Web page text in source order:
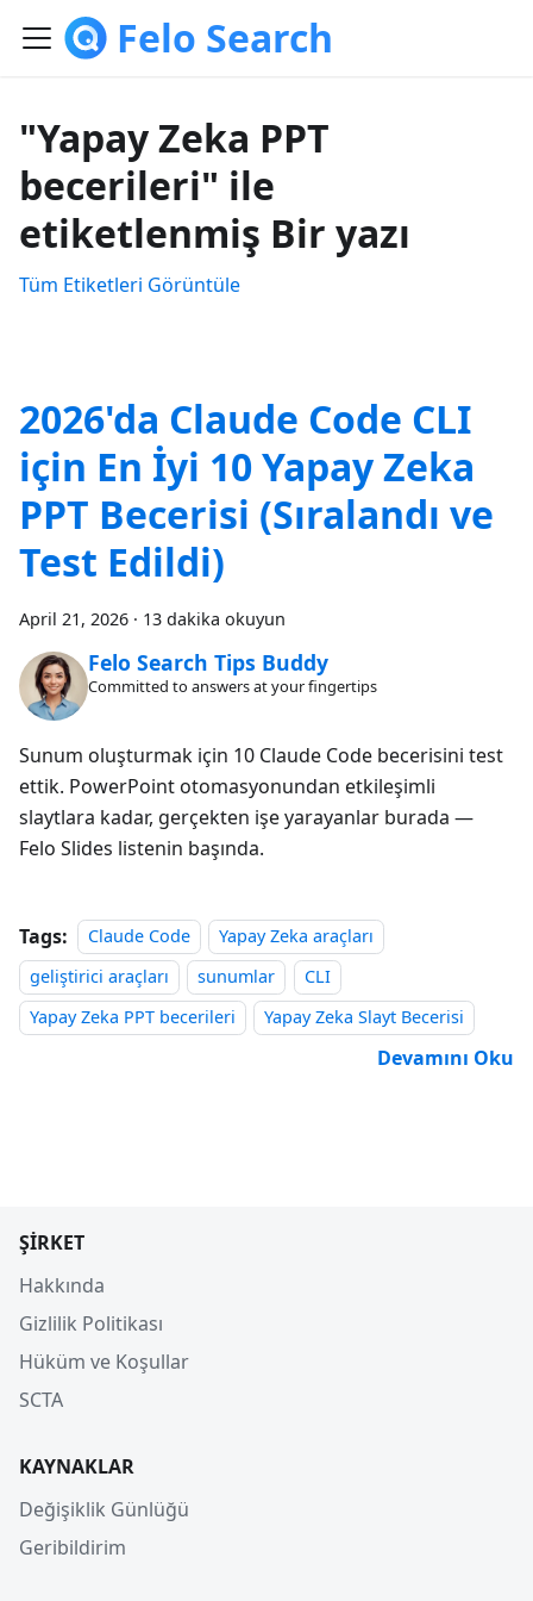
Felo Search
"Yapay Zeka PPT
becerileri" ile
etiketlenmiş Bir yazı
Tüm Etiketleri Görüntüle
2026'da Claude Code CLI
için En İyi 10 Yapay Zeka
PPT Becerisi (Sıralandı ve
Test Edildi)
April 21, 2026 · 13 dakika okuyun
Felo Search Tips Buddy
Committed to answers at your fingertips
Sunum oluşturmak için 10 Claude Code becerisini test
ettik. PowerPoint otomasyonundan etkileşimli
slaytlara kadar, gerçekten işe yarayanlar burada —
Felo Slides listenin başında.
Tags: Claude Code
Yapay Zeka araçları
geliştirici araçları
sunumlar
CLI
Yapay Zeka PPT becerileri
Yapay Zeka Slayt Becerisi
Devamını Oku
ŞIRKET
Hakkında
Gizlilik Politikası
Hüküm ve Koşullar
SCTA
KAYNAKLAR
Değişiklik Günlüğü
Geribildirim